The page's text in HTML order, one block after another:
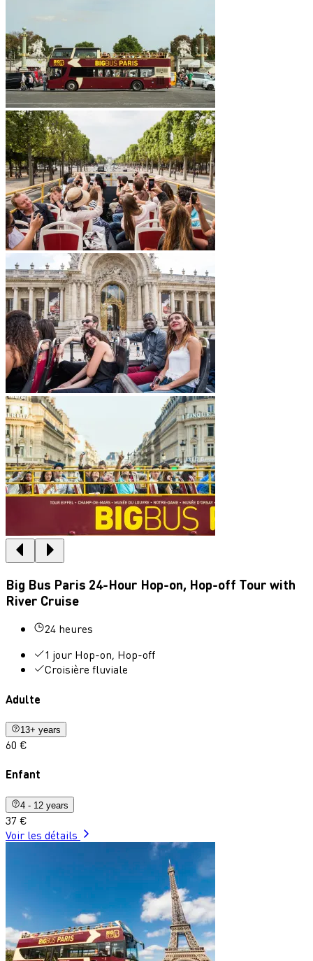
Big Bus Paris 24-Hour Hop-on, Hop-off Tour with
River Cruise
24 heures
1 jour Hop-on, Hop-off
Croisière fluviale
Adulte
13+ years
60 €
Enfant
4 - 12 years
37 €
Voir les détails